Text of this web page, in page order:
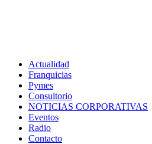
Actualidad
Franquicias
Pymes
Consultorio
NOTICIAS CORPORATIVAS
Eventos
Radio
Contacto